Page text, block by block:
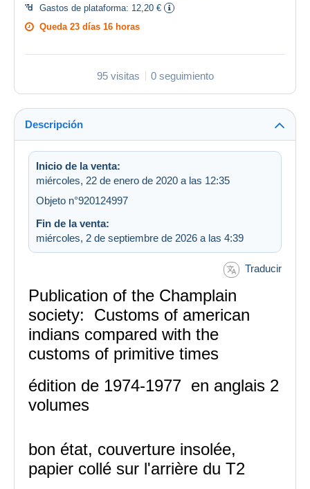
Gastos de plataforma: 12,20 €
Queda 23 días 16 horas
95 visitas 0 seguimiento
Descripción
Inicio de la venta:
miércoles, 22 de enero de 2020 a las 12:35
Objeto n°920124997
Fin de la venta:
miércoles, 2 de septiembre de 2026 a las 4:39
Traducir
Publication of the Champlain
society: Customs of american
indians compared with the
customs of primitive times
édition de 1974-1977 en anglais 2
volumes
bon état, couverture insolée,
papier collé sur l'arrière du T2